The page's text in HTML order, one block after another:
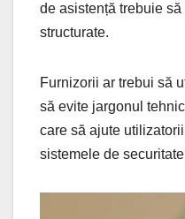
de asistență trebuie
structurate.
Furnizorii ar trebui să
să evite jargonul
care să ajute
sistemele de